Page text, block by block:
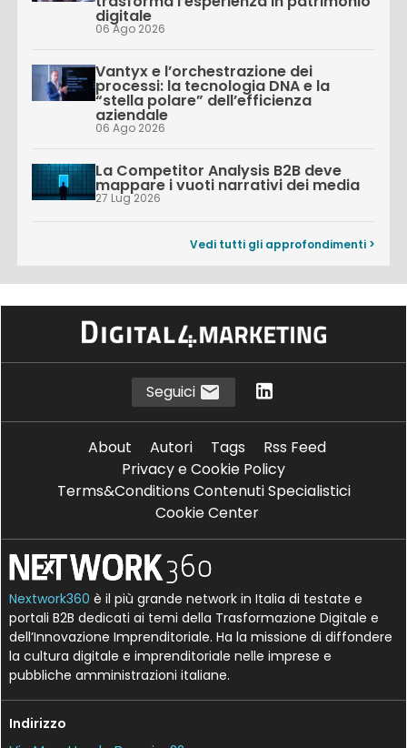
digitale
06 Ago 2026
Vantyx e l’orchestrazione dei
processi: la tecnologia DNA e la
“stella polare” dell’efficienza
aziendale
06 Ago 2026
La Competitor Analysis B2B deve
mappare i vuoti narrativi dei media
27 Lug 2026
Vedi tutti gli approfondimenti >
Seguici
About Autori Tags
Rss Feed
Privacy e Cookie Policy
Terms&Conditions Contenuti Specialistici
Cookie Center
Nextwork360 è il più grande network in Italia di testate e
portali B2B dedicati ai temi della Trasformazione Digitale e
dell’Innovazione Imprenditoriale. Ha la missione di diffondere
la cultura digitale e imprenditoriale nelle imprese e
pubbliche amministrazioni italiane.
Indirizzo